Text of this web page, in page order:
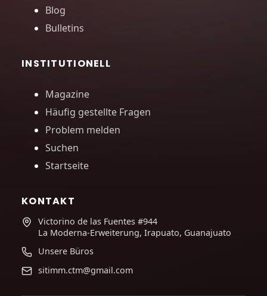
Blog
Bulletins
INSTITUTIONELL
Magazine
Häufig gestellte Fragen
Problem melden
Suchen
Startseite
KONTAKT
Victorino de las Fuentes #944
La Moderna-Erweiterung, Irapuato, Guanajuato
Unsere Büros
sitimm.ctm@gmail.com